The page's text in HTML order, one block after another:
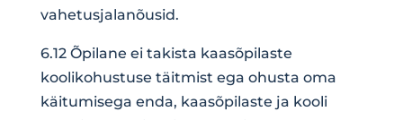
vahetusjalanõusid.
6.12 Õpilane ei takista kaasõpilaste
koolikohustuse täitmist ega ohusta oma
käitumisega enda, kaasõpilaste ja kooli